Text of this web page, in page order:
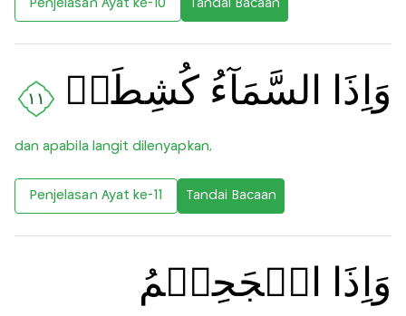
Penjelasan Ayat ke-10 Tandai Bacaan
وَاِذَا السَّمَآءُ كُشِطَتۡ ١١
dan apabila langit dilenyapkan,
Penjelasan Ayat ke-11 Tandai Bacaan
وَاِذَا الۡجَحِيۡمُ